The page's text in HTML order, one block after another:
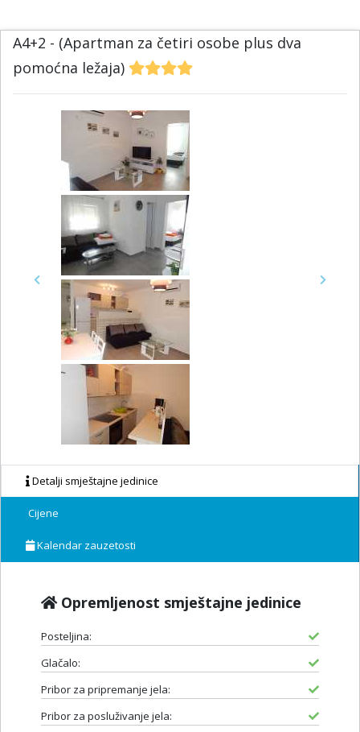
A4+2 - (Apartman za četiri osobe plus dva
pomoćna ležaja)
Previous Next
Detalji smještajne jedinice
Cijene
Kalendar zauzetosti
Opremljenost smještajne jedinice
Posteljina:
Glačalo:
Pribor za pripremanje jela:
Pribor za posluživanje jela: